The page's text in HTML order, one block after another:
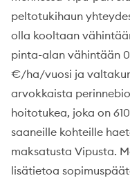
peltotukihaun
olla kooltaan
pinta-alan vähintään
€/ha/vuosi ja
arvokkaista
hoitotukea, joka on
saaneille kohteille
maksatusta Vipusta.
lisätietoa